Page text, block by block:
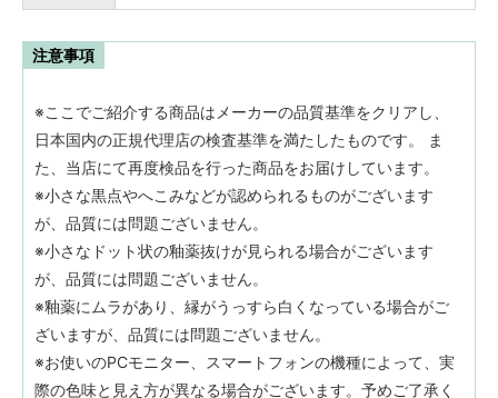
注意事項
※ここでご紹介する商品はメーカーの品質基準をクリアし、
日本国内の正規代理店の検査基準を満たしたものです。 ま
た、当店にて再度検品を行った商品をお届けしています。
※小さな黒点やへこみなどが認められるものがございます
が、品質には問題ございません。
※小さなドット状の釉薬抜けが見られる場合がございます
が、品質には問題ございません。
※釉薬にムラがあり、縁がうっすら白くなっている場合がご
ざいますが、品質には問題ございません。
※お使いのPCモニター、スマートフォンの機種によって、実
際の色味と見え方が異なる場合がございます。予めご了承く